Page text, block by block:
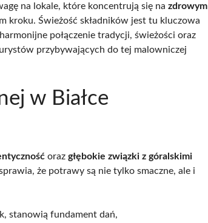
na lokale, które koncentrują się na zdrowym
kroku. Świeżość składników jest tu kluczowa
połączenie tradycji, świeżości oraz
przybywających do tej malowniczej
w Białce
oraz głębokie związki z góralskimi
że potrawy są nie tylko smaczne, ale i
stanowią fundament dań,